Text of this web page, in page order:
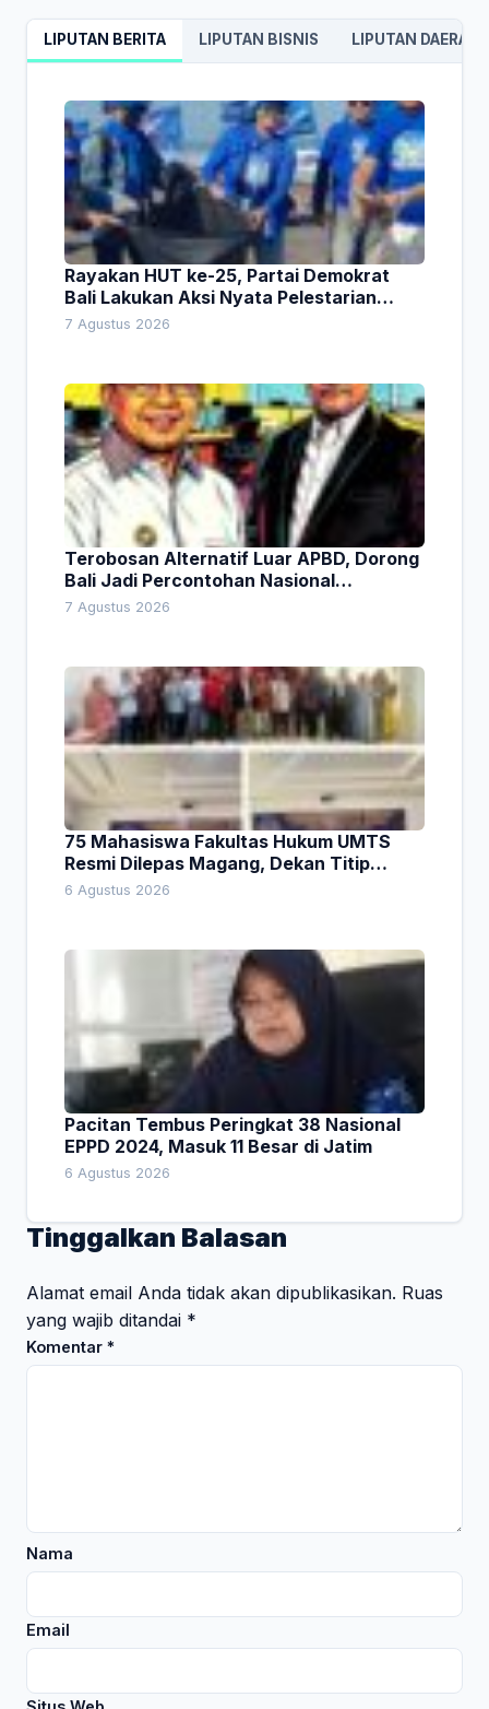
LIPUTAN BERITA LIPUTAN BISNIS LIPUTAN DAERAH
Rayakan HUT ke-25, Partai Demokrat
Bali Lakukan Aksi Nyata Pelestarian
Lingkungan
7 Agustus 2026
Terobosan Alternatif Luar APBD, Dorong
Bali Jadi Percontohan Nasional
Pembiayaan Daerah
7 Agustus 2026
75 Mahasiswa Fakultas Hukum UMTS
Resmi Dilepas Magang, Dekan Titip
Empat Pesan Penting
6 Agustus 2026
Pacitan Tembus Peringkat 38 Nasional
EPPD 2024, Masuk 11 Besar di Jatim
6 Agustus 2026
Tinggalkan Balasan
Alamat email Anda tidak akan dipublikasikan. Ruas
yang wajib ditandai *
Komentar *
Nama
Email